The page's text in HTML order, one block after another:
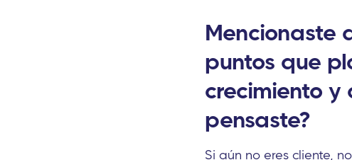
Mencionaste
puntos que
crecimiento y
pensaste?
Si aún no eres cliente,